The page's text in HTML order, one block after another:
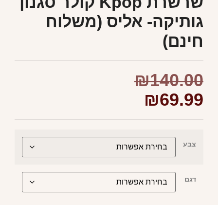
גותיקה- אליס (משלוח
חינם)
₪140.00
₪69.99
צבע
דגם